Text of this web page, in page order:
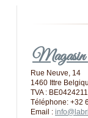
Rue Neuve, 14
1460 Ittre
TVA :
Téléphone: +32
Email :